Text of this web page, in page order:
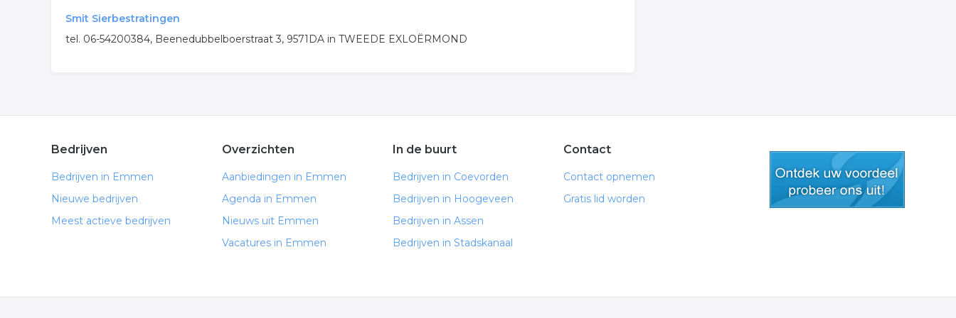
Smit Sierbestratingen
tel. 06-54200384, Beenedubbelboerstraat 3, 9571DA in TWEEDE EXLOËRMOND
Bedrijven
Bedrijven in Emmen
Nieuwe bedrijven
Meest actieve bedrijven
Overzichten
Aanbiedingen in Emmen
Agenda in Emmen
Nieuws uit Emmen
Vacatures in Emmen
In de buurt
Bedrijven in Coevorden
Bedrijven in Hoogeveen
Bedrijven in Assen
Bedrijven in Stadskanaal
Contact
Contact opnemen
Gratis lid worden